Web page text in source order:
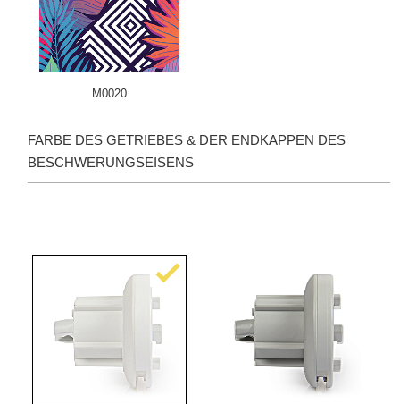
M0020
FARBE DES GETRIEBES & DER ENDKAPPEN DES
BESCHWERUNGSEISENS